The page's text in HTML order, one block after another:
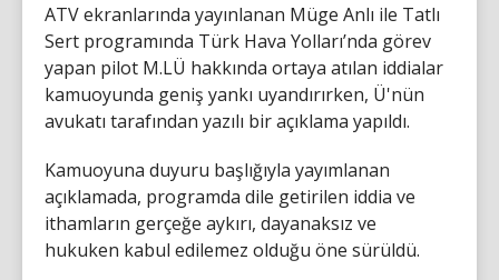
ATV ekranlarında yayınlanan Müge Anlı ile Tatlı
Sert programında Türk Hava Yolları’nda görev
yapan pilot M.LÜ hakkında ortaya atılan iddialar
kamuoyunda geniş yankı uyandırırken, Ü'nün
avukatı tarafından yazılı bir açıklama yapıldı.
Kamuoyuna duyuru başlığıyla yayımlanan
açıklamada, programda dile getirilen iddia ve
ithamların gerçeğe aykırı, dayanaksız ve
hukuken kabul edilemez olduğu öne sürüldü.